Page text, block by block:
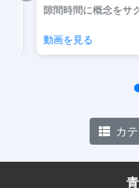
隙間時間に概念をサ
動画を見る
カ